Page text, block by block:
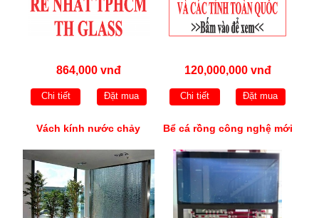
864,000 vnđ
Chi tiết Đặt mua
120,000,000 vnđ
Chi tiết Đặt mua
Vách kính nước chảy Bể cá rồng công nghệ mới